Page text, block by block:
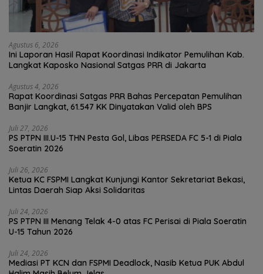
Agustus 6, 2026
Ini Laporan Hasil Rapat Koordinasi Indikator Pemulihan Kab.
Langkat Kaposko Nasional Satgas PRR di Jakarta
Agustus 4, 2026
Rapat Koordinasi Satgas PRR Bahas Percepatan Pemulihan
Banjir Langkat, 61.547 KK Dinyatakan Valid oleh BPS
Juli 27, 2026
PS PTPN III.U-15 THN Pesta Gol, Libas PERSEDA FC 5-1 di Piala
Soeratin 2026
Juli 26, 2026
Ketua KC FSPMI Langkat Kunjungi Kantor Sekretariat Bekasi,
Lintas Daerah Siap Aksi Solidaritas
Juli 24, 2026
PS PTPN III Menang Telak 4-0 atas FC Perisai di Piala Soeratin
U-15 Tahun 2026
Juli 24, 2026
Mediasi PT KCN dan FSPMI Deadlock, Nasib Ketua PUK Abdul